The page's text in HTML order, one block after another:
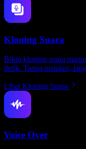
Kloning Suara
Bikin kloning suara
detik. Tanpa instalasi,
Lihat Kloning Suara
Voice Over